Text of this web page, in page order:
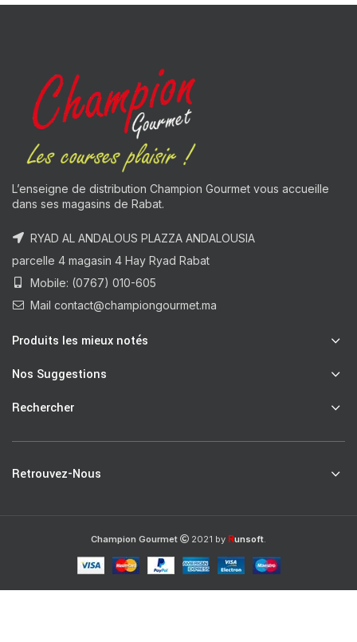
L’enseigne de distribution Champion Gourmet vous accueille
dans ses magasins de Rabat.
RYAD AL ANDALOUS PLAZZA ANDALOUSIA
parcelle 4 magasin 4 Hay Ryad Rabat
Mobile: (0767) 010-605
Mail contact@championgourmet.ma
Produits les mieux notés
Nos Suggestions
Rechercher
Retrouvez-Nous
Champion Gourmet 2021 by Runsoft